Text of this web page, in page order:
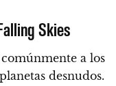
Skies
a los
desnudos.